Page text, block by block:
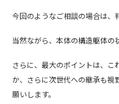
今回のようなご相談の場合は、
当然ながら、本体の構造躯体の
さらに、最大のポイントは、こ
か、さらに次世代への継承も視
願いします。